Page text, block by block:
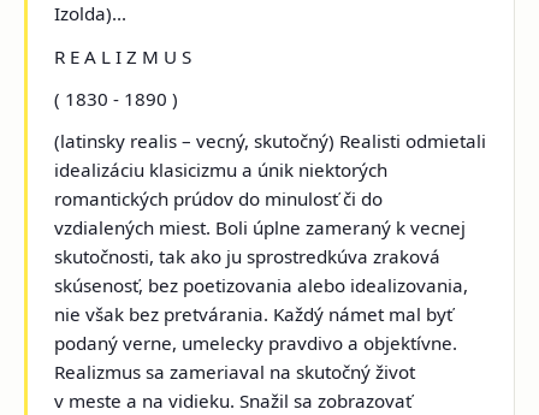
Izolda)...
R E A L I Z M U S
( 1830 - 1890 )
(latinsky realis – vecný, skutočný) Realisti odmietali
idealizáciu klasicizmu a únik niektorých
romantických prúdov do minulosť či do
vzdialených miest. Boli úplne zameraný k vecnej
skutočnosti, tak ako ju sprostredkúva zraková
skúsenosť, bez poetizovania alebo idealizovania,
nie však bez pretvárania. Každý námet mal byť
podaný verne, umelecky pravdivo a objektívne.
Realizmus sa zameriaval na skutočný život
v meste a na vidieku. Snažil sa zobrazovať